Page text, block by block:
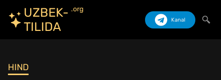
UZBEK-
TILIDA
.org
Kanal
HIND